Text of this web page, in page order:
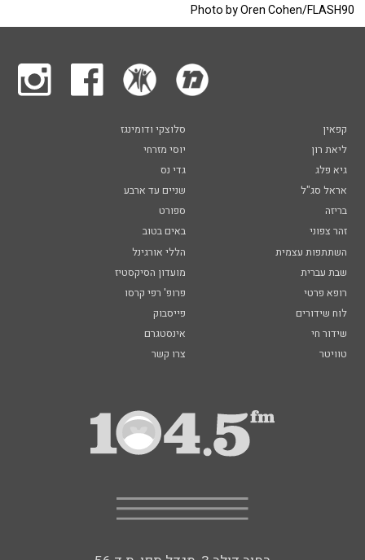
Photo by Oren Cohen/FLASH90
קפאין
סלוצקי ודומינגז
ליאת רון
יוסי מזרחי
גיא פלג
גדי נס
אראל סג"ל
שניים עד ארבע
בריזה
ספורט
זהר צפוני
באים בטוב
השתתפות עצמית
הללי אורגינל
שבת עברית
מועדון הסיקסטיז
רופא פרטי
פרופ' רפי קרסו
לוח שידורים
פייסבוק
שידור חי
אינסטגרם
טוויטר
צרו קשר